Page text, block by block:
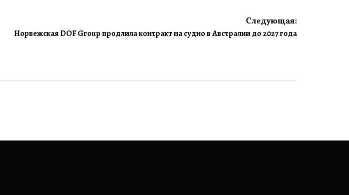
Следующая:
Норвежская DOF Group продлила контракт на судно в Австралии до 2027 года